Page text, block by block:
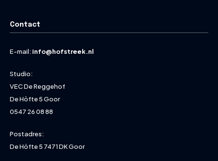
Contact
E-mail: info@hofstreek.nl
Studio:
VEC De Reggehof
De Höfte 5 Goor
0547 26 08 88
Postadres:
De Höfte 5 7471 DK Goor